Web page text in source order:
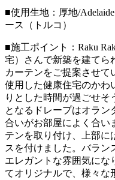
■使用生地：厚地/
ース（トルコ）
■施工ポイント：Raku
宅）さんで新築を建てら
カーテンをご提案させて
使用した健康住宅のかわ
りとした時間が過ごせ
となるドレープはオラン
合いがお部屋によく合い
テンを取り付け、上部に
スを付けました。バラン
エレガントな雰囲気にな
てオリジナルで、様々な